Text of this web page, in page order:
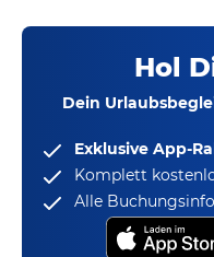
Hol
Dein
Exklusive App-
Komplett
Alle